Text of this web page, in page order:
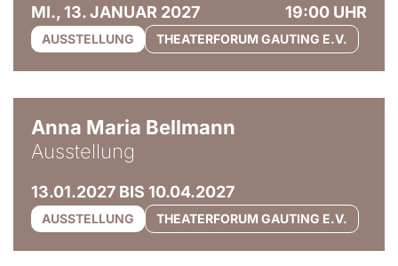
MI., 13. JANUAR 2027 19:00 UHR
AUSSTELLUNG THEATERFORUM GAUTING E.V.
Anna Maria Bellmann
Ausstellung
13.01.2027 BIS 10.04.2027
AUSSTELLUNG THEATERFORUM GAUTING E.V.